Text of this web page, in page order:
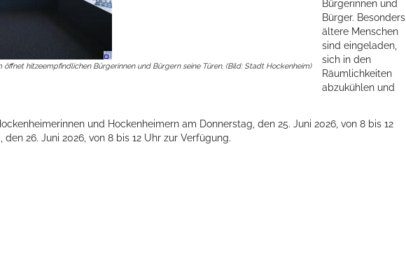
hitzeempfindlichen Bürgerinnen und Bürgern seine Türen. (Bild: Stadt Hockenheim)
Bürgerinnen und
Bürger. Besonders
ältere Menschen
sind eingeladen,
sich in den
Räumlichkeiten
abzukühlen und
und Hockenheimern am Donnerstag, den 25. Juni 2026, von 8 bis 12
26. Juni 2026, von 8 bis 12 Uhr zur Verfügung.